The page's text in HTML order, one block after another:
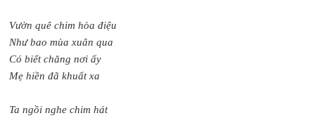
Vườn quê chim hòa điệu
Như bao mùa xuân qua
Có biết chăng nơi ấy
Mẹ hiền đã khuất xa
Ta ngồi nghe chim hát